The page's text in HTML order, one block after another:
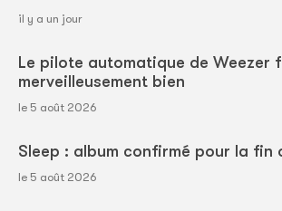
il y a un jour
Le pilote automatique de Weezer
merveilleusement bien
le 5 août 2026
Sleep : album confirmé pour la fin
le 5 août 2026